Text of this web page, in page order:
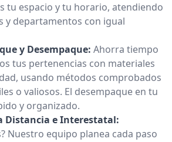
tu espacio y tu horario, atendiendo
y departamentos con igual
y Desempaque: Ahorra tiempo
tus pertenencias con materiales
usando métodos comprobados
o valiosos. El desempaque en tu
y organizado.
Distancia e Interestatal:
Nuestro equipo planea cada paso